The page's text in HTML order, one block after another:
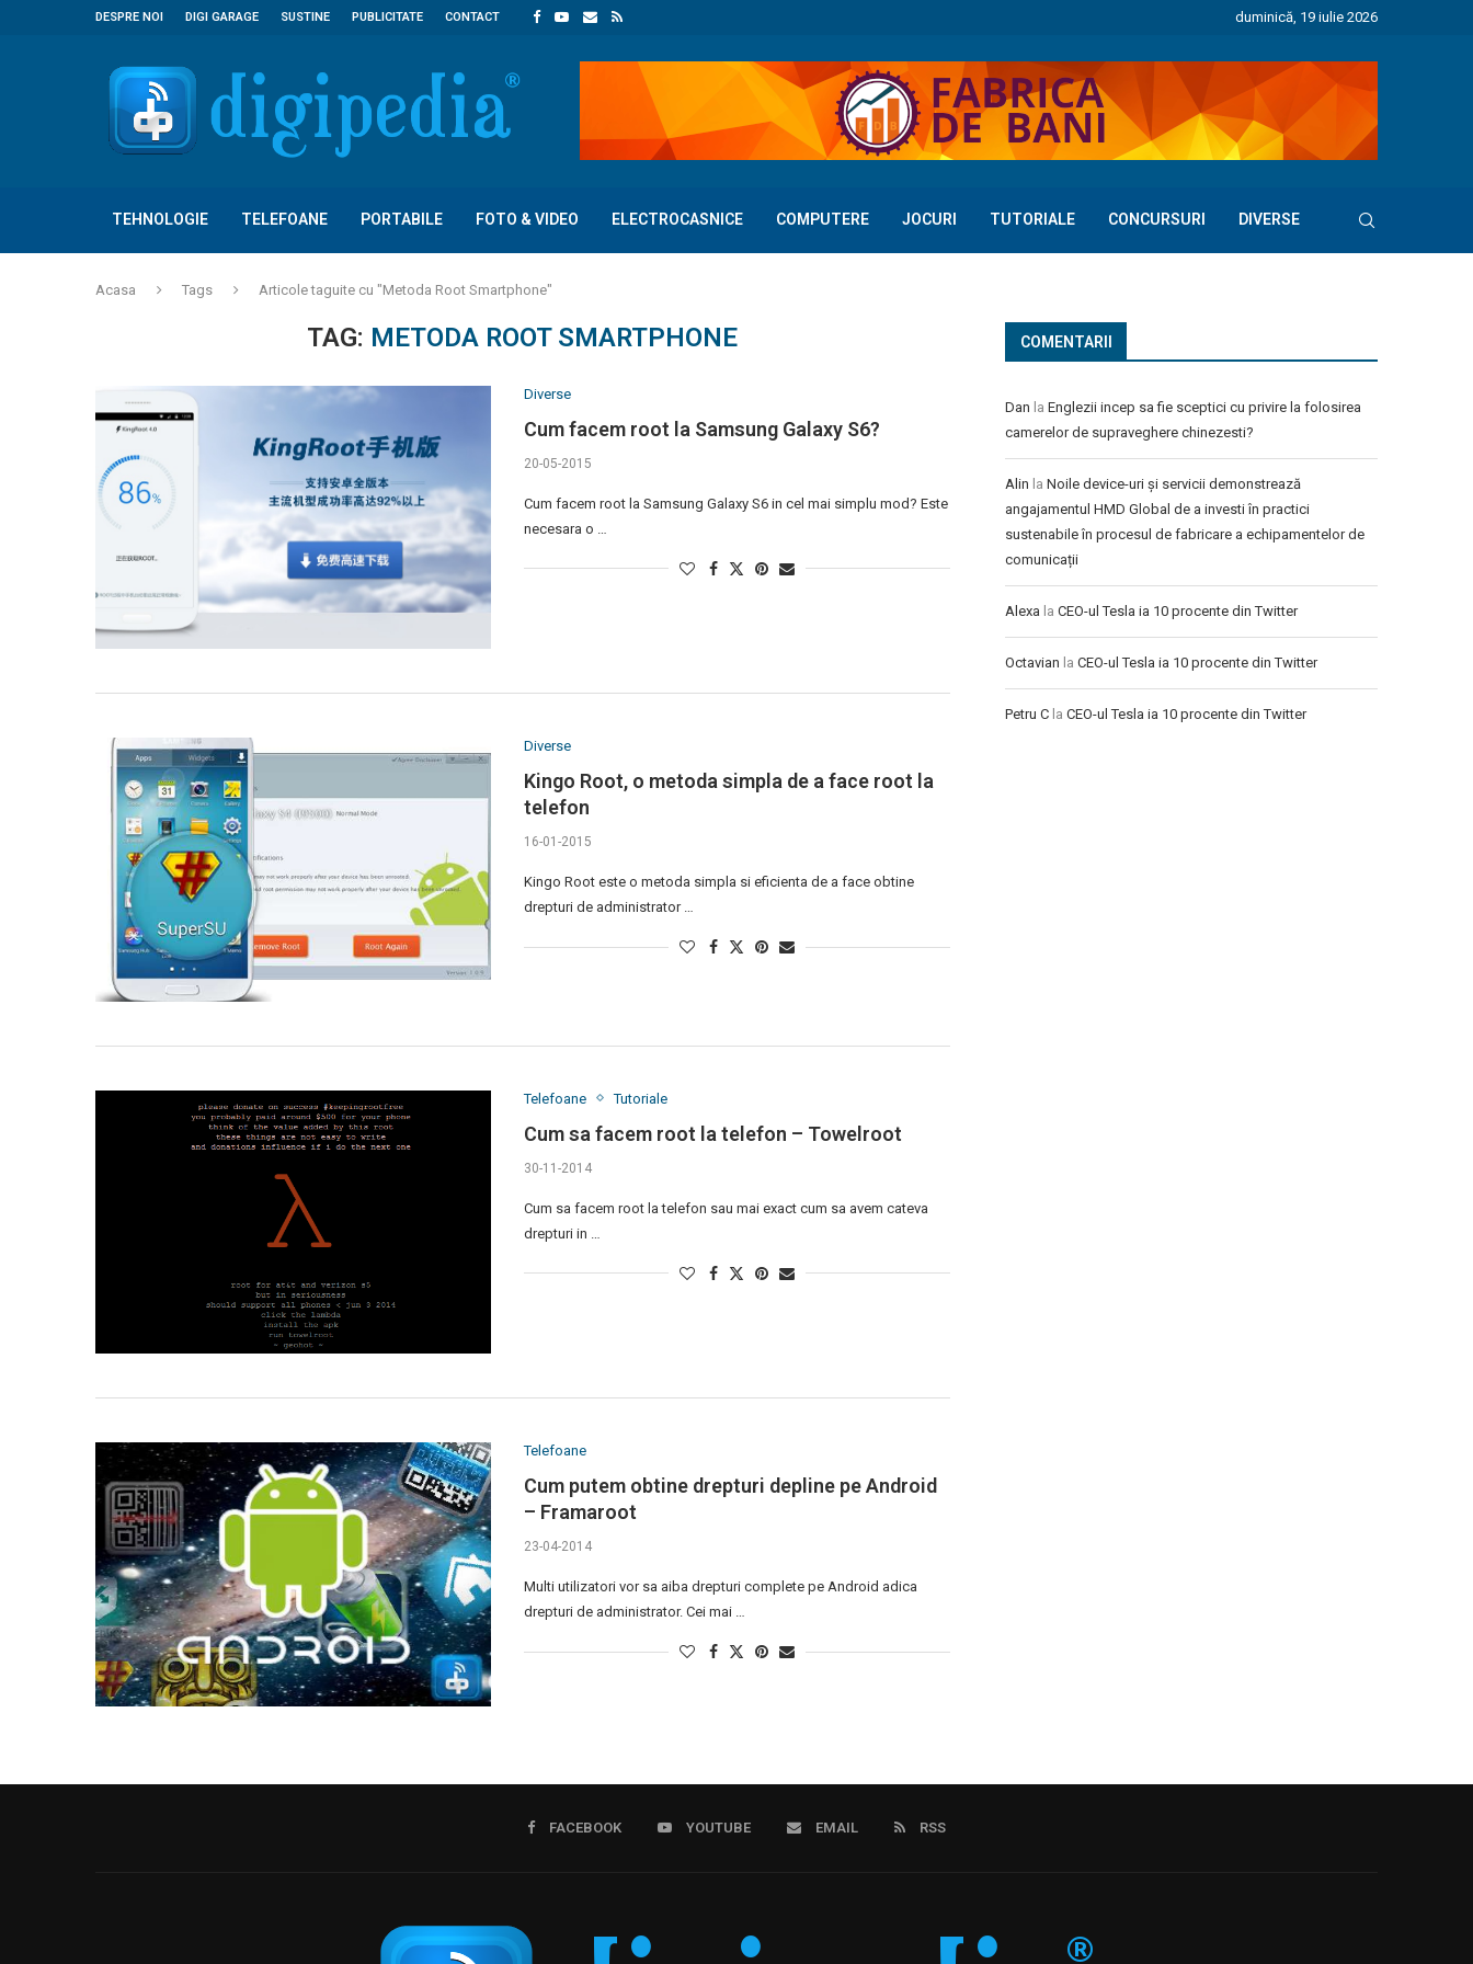
DESPRE NOI DIGI GARAGE SUSTINE PUBLICITATE CONTACT duminică, 19 iulie 2026
TEHNOLOGIE TELEFOANE PORTABILE FOTO & VIDEO ELECTROCASNICE COMPUTERE JOCURI TUTORIALE CONCURSURI DIVERSE
Acasa Tags Articole taguite cu "Metoda Root Smartphone"
TAG: METODA ROOT SMARTPHONE
Diverse
Cum facem root la Samsung Galaxy S6?
20-05-2015
Cum facem root la Samsung Galaxy S6 in cel mai simplu mod? Este
necesara o …
Diverse
Kingo Root, o metoda simpla de a face root la
telefon
16-01-2015
Kingo Root este o metoda simpla si eficienta de a face obtine
drepturi de administrator …
Telefoane Tutoriale
Cum sa facem root la telefon – Towelroot
30-11-2014
Cum sa facem root la telefon sau mai exact cum sa avem cateva
drepturi in …
Telefoane
Cum putem obtine drepturi depline pe Android
– Framaroot
23-04-2014
Multi utilizatori vor sa aiba drepturi complete pe Android adica
drepturi de administrator. Cei mai …
COMENTARII
Dan la Englezii incep sa fie sceptici cu privire la folosirea
camerelor de supraveghere chinezesti?
Alin la Noile device-uri și servicii demonstrează
angajamentul HMD Global de a investi în practici
sustenabile în procesul de fabricare a echipamentelor de
comunicații
Alexa la CEO-ul Tesla ia 10 procente din Twitter
Octavian la CEO-ul Tesla ia 10 procente din Twitter
Petru C la CEO-ul Tesla ia 10 procente din Twitter
FACEBOOK YOUTUBE EMAIL RSS